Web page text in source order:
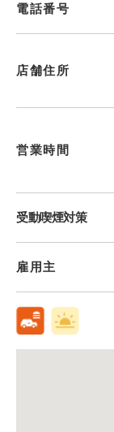
電話番号
店舗住所
営業時間
受動喫煙対策
雇用主